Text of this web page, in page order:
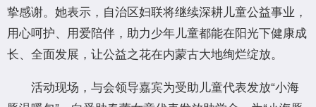
挚感谢。她表示，自治区妇联将继续深耕儿童公益事业，
用心呵护、用爱陪伴，助力少年儿童都能在阳光下健康成
长、全面发展，让公益之花在内蒙古大地绚烂绽放。
活动现场，与会领导嘉宾为受助儿童代表发放“小海